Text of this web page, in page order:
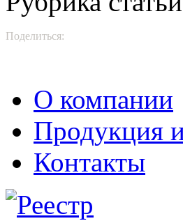
Поделиться:
О компании
Продукция
Контакты